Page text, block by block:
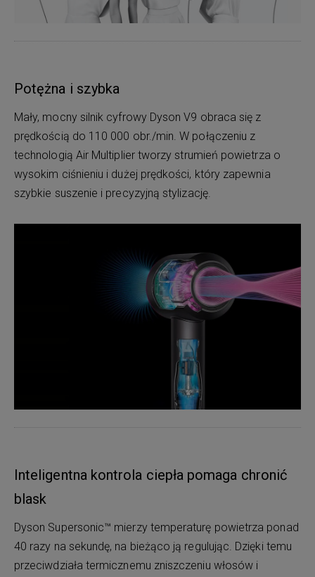
Potężna i szybka
Mały, mocny silnik cyfrowy Dyson V9 obraca się z
prędkością do 110 000 obr./min. W połączeniu z
technologią Air Multiplier tworzy strumień powietrza o
wysokim ciśnieniu i dużej prędkości, który zapewnia
szybkie suszenie i precyzyjną stylizację.
Inteligentna kontrola ciepła pomaga chronić
blask
Dyson Supersonic™ mierzy temperaturę powietrza ponad
40 razy na sekundę, na bieżąco ją regulując. Dzięki temu
przeciwdziała termicznemu zniszczeniu włosów i